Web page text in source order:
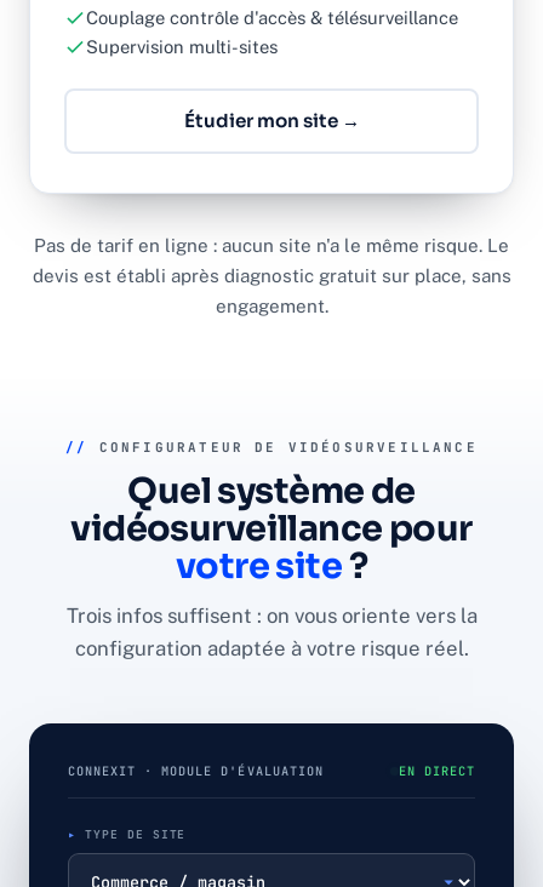
Couplage contrôle d'accès & télésurveillance
Supervision multi-sites
Étudier mon site →
Pas de tarif en ligne : aucun site n'a le même risque. Le
devis est établi après diagnostic gratuit sur place, sans
engagement.
// CONFIGURATEUR DE VIDÉOSURVEILLANCE
Quel système de
vidéosurveillance pour
votre site?
Trois infos suffisent : on vous oriente vers la
configuration adaptée à votre risque réel.
CONNEXIT · MODULE D'ÉVALUATION EN DIRECT
TYPE DE SITE